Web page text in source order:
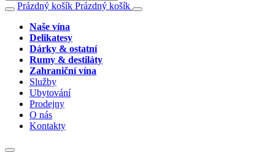
Prázdný košík Prázdný košík
Naše vína
Delikatesy
Dárky & ostatní
Rumy & destiláty
Zahraniční vína
Služby
Ubytování
Prodejny
O nás
Kontakty